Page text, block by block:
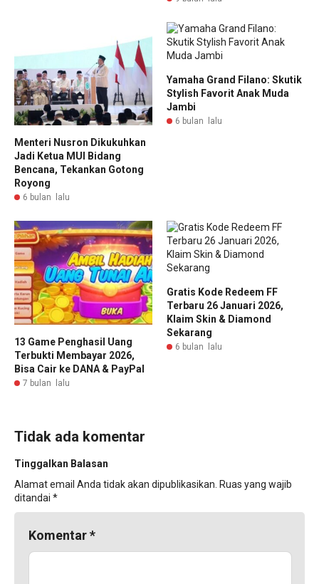
Menteri Nusron Dikukuhkan
Jadi Ketua MUI Bidang
Bencana, Tekankan Gotong
Royong
6 bulan lalu
Yamaha Grand Filano: Skutik
Stylish Favorit Anak Muda
Jambi
6 bulan lalu
13 Game Penghasil Uang
Terbukti Membayar 2026,
Bisa Cair ke DANA & PayPal
7 bulan lalu
Gratis Kode Redeem FF
Terbaru 26 Januari 2026,
Klaim Skin & Diamond
Sekarang
6 bulan lalu
Tidak ada komentar
Tinggalkan Balasan
Alamat email Anda tidak akan dipublikasikan. Ruas yang wajib
ditandai *
Komentar*